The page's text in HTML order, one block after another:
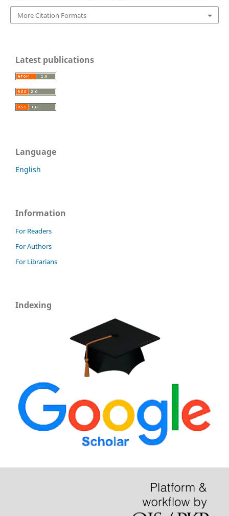
More Citation Formats
Latest publications
Language
English
Information
For Readers
For Authors
For Librarians
Indexing